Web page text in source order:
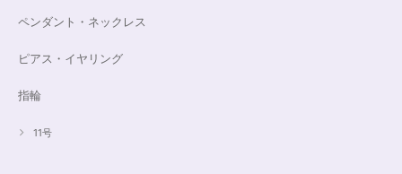
ペンダント・ネックレス
ピアス・イヤリング
指輪
11号